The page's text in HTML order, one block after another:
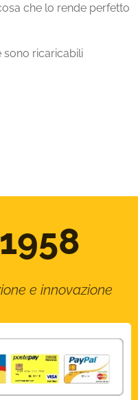
che lo rende perfetto
sono ricaricabili
e innovazione